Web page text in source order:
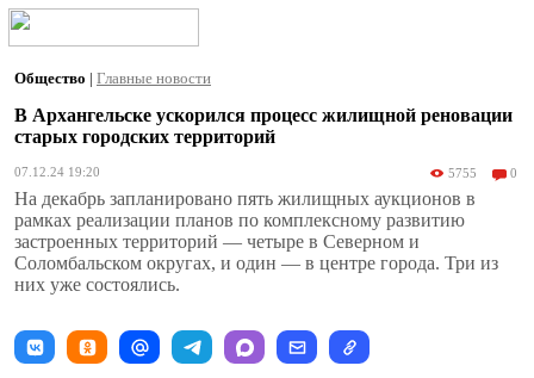
Общество | Главные новости
В Архангельске ускорился процесс жилищной реновации
старых городских территорий
07.12.24 19:20 5755 0
На декабрь запланировано пять жилищных аукционов в
рамках реализации планов по комплексному развитию
застроенных территорий — четыре в Северном и
Соломбальском округах, и один — в центре города. Три из
них уже состоялись.